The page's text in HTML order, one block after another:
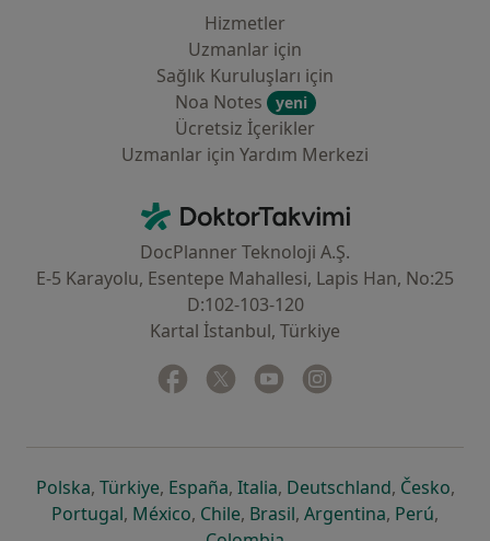
Hizmetler
Uzmanlar için
Sağlık Kuruluşları için
Noa Notes
yeni
Ücretsiz İçerikler
Uzmanlar için Yardım Merkezi
DoktorTakvimi - Ana Sayfa
DocPlanner Teknoloji A.Ş.
E-5 Karayolu, Esentepe Mahallesi, Lapis Han, No:25
D:102-103-120
Kartal İstanbul, Türkiye
Facebook
yeni bir sekmede açılır
Twitter
yeni bir sekmede açılır
Youtube
yeni bir sekmede açılır
Polskayeni bir sekmede açılır
, Türkiyeyeni bir sekmede açılır
, Españayeni bir sekmede açılır
, Italiayeni bir sekmede açılır
, Deutschlandyeni bir
, Českoyeni
,
Portugalyeni bir sekmede açılır
, Méxicoyeni bir sekmede açılır
, Chileyeni bir sekmede açılır
, Brasilyeni bir sekmede açılır
, Argentinayeni bir
, Perúyeni
,